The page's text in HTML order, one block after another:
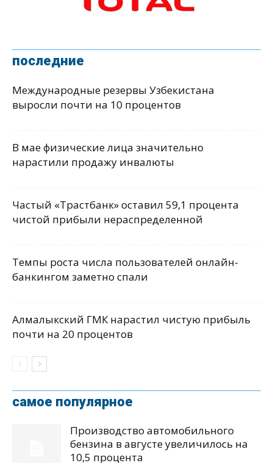
последние
Международные резервы Узбекистана
выросли почти на 10 процентов
В мае физические лица значительно
нарастили продажу инвалюты
Частый «Трастбанк» оставил 59,1 процента
чистой прибыли нераспределенной
Темпы роста числа пользователей онлайн-
банкингом заметно спали
Алмалыкский ГМК нарастил чистую прибыль
почти на 20 процентов
самое популярное
Производство автомобильного
бензина в августе увеличилось на
10,5 процента